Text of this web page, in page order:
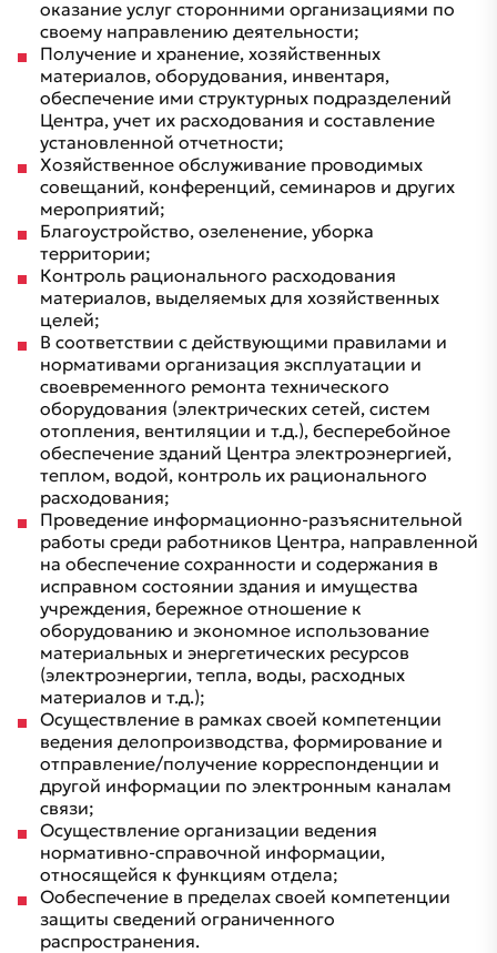
оказание услуг сторонними организациями по
своему направлению деятельности;
Получение и хранение, хозяйственных
материалов, оборудования, инвентаря,
обеспечение ими структурных подразделений
Центра, учет их расходования и составление
установленной отчетности;
Хозяйственное обслуживание проводимых
совещаний, конференций, семинаров и других
мероприятий;
Благоустройство, озеленение, уборка
территории;
Контроль рационального расходования
материалов, выделяемых для хозяйственных
целей;
В соответствии с действующими правилами и
нормативами организация эксплуатации и
своевременного ремонта технического
оборудования (электрических сетей, систем
отопления, вентиляции и т.д.), бесперебойное
обеспечение зданий Центра электроэнергией,
теплом, водой, контроль их рационального
расходования;
Проведение информационно-разъяснительной
работы среди работников Центра, направленной
на обеспечение сохранности и содержания в
исправном состоянии здания и имущества
учреждения, бережное отношение к
оборудованию и экономное использование
материальных и энергетических ресурсов
(электроэнергии, тепла, воды, расходных
материалов и т.д.);
Осуществление в рамках своей компетенции
ведения делопроизводства, формирование и
отправление/получение корреспонденции и
другой информации по электронным каналам
связи;
Осуществление организации ведения
нормативно-справочной информации,
относящейся к функциям отдела;
Ообеспечение в пределах своей компетенции
защиты сведений ограниченного
распространения.